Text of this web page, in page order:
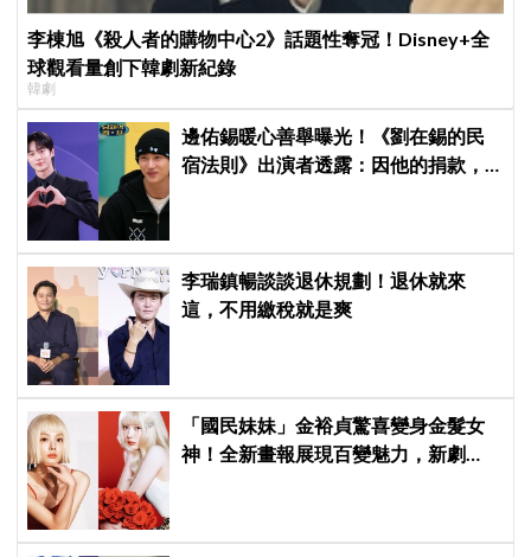
李棟旭《殺人者的購物中心2》話題性奪冠！Disney+全
球觀看量創下韓劇新紀錄
韓劇
邊佑錫暖心善舉曝光！《劉在錫的民
宿法則》出演者透露：因他的捐款，
李瑞鎮暢談談退休規劃！退休就來
這，不用繳稅就是爽
「國民妹妹」金裕貞驚喜變身金髮女
神！全新畫報展現百變魅力，新劇